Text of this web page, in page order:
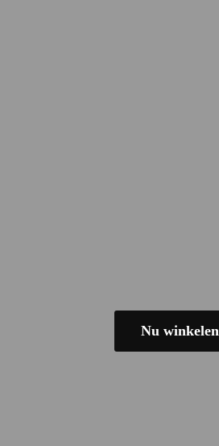
Nu winkelen